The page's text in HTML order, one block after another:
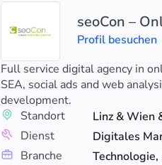
seoCon –
Profil besuchen
Full service digital agency in
SEA, social ads and web
development.
Standort
Dienst
Branche